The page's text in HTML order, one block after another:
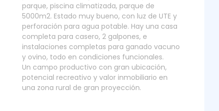
parque, piscina climatizada, parque de
5000m2. Estado muy bueno, con luz de UTE y
perforación para agua potable. Hay una casa
completa para casero, 2 galpones, e
instalaciones completas para ganado vacuno
y ovino, todo en condiciones funcionales.
Un campo productivo con gran ubicación,
potencial recreativo y valor inmobiliario en
una zona rural de gran proyección.